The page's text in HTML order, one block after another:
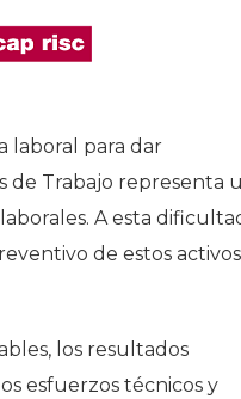
laboral para dar
de Trabajo representa
A esta
de estos activos
los resultados
esfuerzos técnicos y